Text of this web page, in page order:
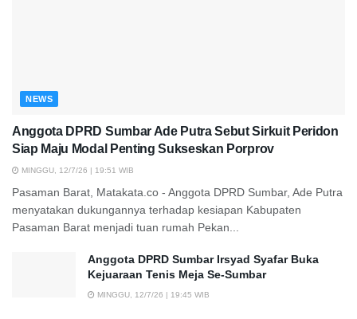
NEWS
Anggota DPRD Sumbar Ade Putra Sebut Sirkuit Peridon
Siap Maju Modal Penting Sukseskan Porprov
MINGGU, 12/7/26 | 19:51 WIB
Pasaman Barat, Matakata.co - Anggota DPRD Sumbar, Ade Putra
menyatakan dukungannya terhadap kesiapan Kabupaten
Pasaman Barat menjadi tuan rumah Pekan...
Anggota DPRD Sumbar Irsyad Syafar Buka
Kejuaraan Tenis Meja Se-Sumbar
MINGGU, 12/7/26 | 19:45 WIB